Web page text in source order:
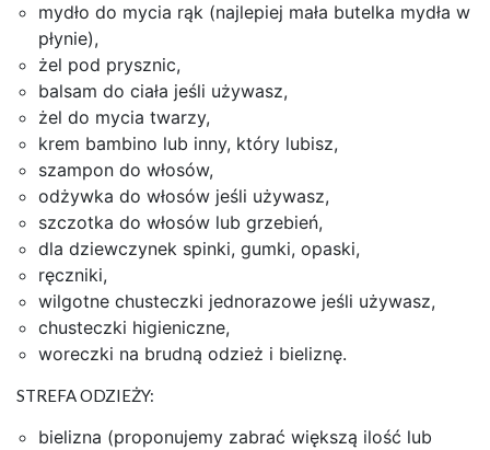
mydło do mycia rąk (najlepiej mała butelka mydła w
płynie),
żel pod prysznic,
balsam do ciała jeśli używasz,
żel do mycia twarzy,
krem bambino lub inny, który lubisz,
szampon do włosów,
odżywka do włosów jeśli używasz,
szczotka do włosów lub grzebień,
dla dziewczynek spinki, gumki, opaski,
ręczniki,
wilgotne chusteczki jednorazowe jeśli używasz,
chusteczki higieniczne,
woreczki na brudną odzież i bieliznę.
STREFA ODZIEŻY:
bielizna (proponujemy zabrać większą ilość lub